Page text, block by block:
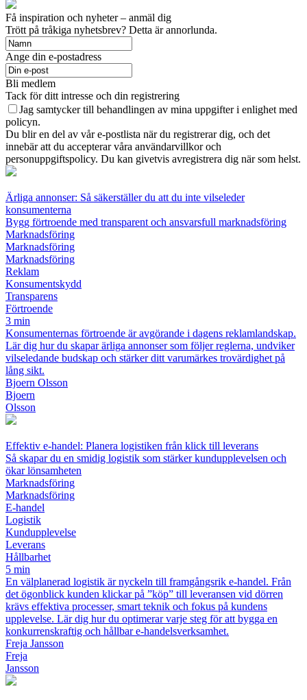
Få inspiration och nyheter – anmäl dig
Trött på tråkiga nyhetsbrev? Detta är annorlunda.
Ange din e-postadress
Bli medlem
Tack för ditt intresse och din registrering
Jag samtycker till behandlingen av mina uppgifter i enlighet med
policyn.
Du blir en del av vår e-postlista när du registrerar dig, och det
innebär att du accepterar våra användarvillkor och
personuppgiftspolicy. Du kan givetvis avregistrera dig när som helst.
Ärliga annonser: Så säkerställer du att du inte vilseleder
konsumenterna
Bygg förtroende med transparent och ansvarsfull marknadsföring
Marknadsföring
Marknadsföring
Marknadsföring
Reklam
Konsumentskydd
Transparens
Förtroende
3 min
Konsumenternas förtroende är avgörande i dagens reklamlandskap.
Lär dig hur du skapar ärliga annonser som följer reglerna, undviker
vilseledande budskap och stärker ditt varumärkes trovärdighet på
lång sikt.
Bjoern Olsson
Bjoern
Olsson
Effektiv e-handel: Planera logistiken från klick till leverans
Så skapar du en smidig logistik som stärker kundupplevelsen och
ökar lönsamheten
Marknadsföring
Marknadsföring
E-handel
Logistik
Kundupplevelse
Leverans
Hållbarhet
5 min
En välplanerad logistik är nyckeln till framgångsrik e-handel. Från
det ögonblick kunden klickar på ”köp” till leveransen vid dörren
krävs effektiva processer, smart teknik och fokus på kundens
upplevelse. Lär dig hur du optimerar varje steg för att bygga en
konkurrenskraftig och hållbar e-handelsverksamhet.
Freja Jansson
Freja
Jansson